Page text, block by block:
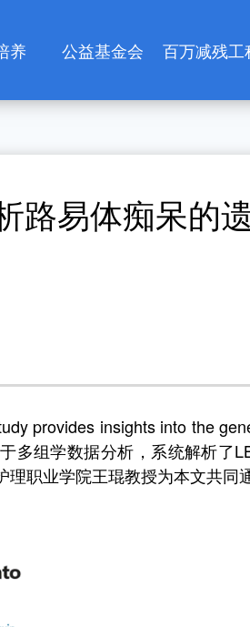
养
聘
公益基金会
基金会项目
百万减残工
路易体痴呆的
provides insights into the
多组学数据分析，系统解析了
职业学院王琨教授为本文共同